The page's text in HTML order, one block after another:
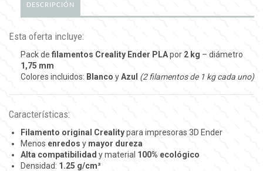
DESCRIPCIÓN
Esta oferta incluye:
Pack de filamentos Creality Ender PLApor 2 kg – diámetro
1,75 mm
Colores incluidos: Blanco yAzul (2 filamentos de 1 kg cada uno)
Características:
Filamento original Crealitypara impresoras 3D Ender
Menos enredos y mayor dureza
Alta compatibilidad y material 100% ecológico
Densidad: 1.25 g/cm³